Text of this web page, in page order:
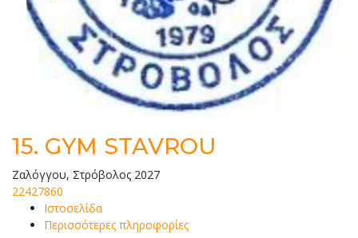
15. GYM STAVROU
Ζαλόγγου, Στρόβολος 2027
22427860
Ιστοσελίδα
Περισσότερες πληροφορίες